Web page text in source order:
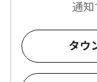
通知
タウ